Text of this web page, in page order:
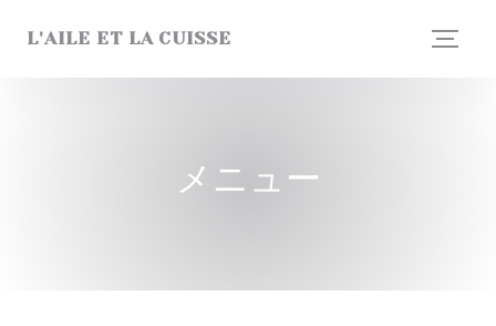
L'AILE ET LA CUISSE
メニュー